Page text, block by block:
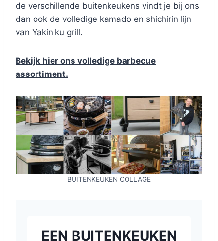
de verschillende buitenkeukens vindt je bij ons
dan ook de volledige kamado en shichirin lijn
van Yakiniku grill.
Bekijk hier ons volledige barbecue
assortiment.
BUITENKEUKEN COLLAGE
EEN BUITENKEUKEN